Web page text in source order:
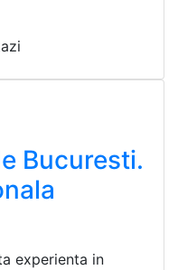
Bucuresti.
experienta in